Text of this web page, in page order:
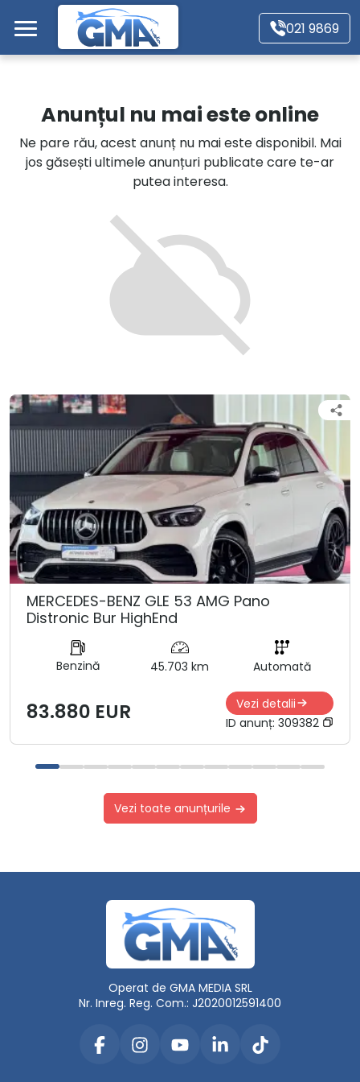
Mergi direct la conținutul principal
021 9869
Autoturisme
Motociclete
Autoutilitare
Alte tipuri vehicule
Anunțul nu mai este online
Ne pare rău, acest anunț nu mai este disponibil. Mai
jos găsești ultimele anunțuri publicate care te-ar
putea interesa.
MERCEDES-BENZ GLE 53 AMG Pano
Distronic Bur HighEnd
Benzină 45.703 km Automată
83.880 EUR
Vezi detalii
ID anunț: 309382
Vezi toate anunțurile
Operat de GMA MEDIA SRL
Nr. Inreg. Reg. Com.: J2020012591400